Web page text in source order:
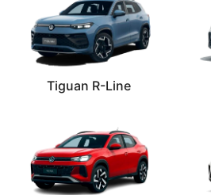
Tiguan R-Line